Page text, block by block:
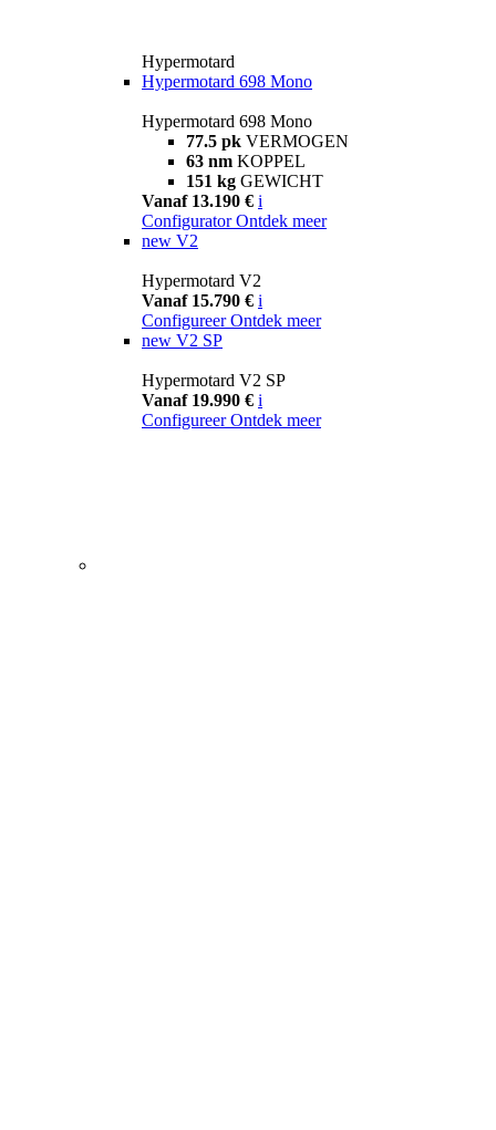
Hypermotard
Hypermotard 698 Mono
Hypermotard 698 Mono
77.5 pk VERMOGEN
63 nm KOPPEL
151 kg GEWICHT
Vanaf 13.190 € i
Configurator Ontdek meer
new V2
Hypermotard V2
Vanaf 15.790 € i
Configureer Ontdek meer
new V2 SP
Hypermotard V2 SP
Vanaf 19.990 € i
Configureer Ontdek meer